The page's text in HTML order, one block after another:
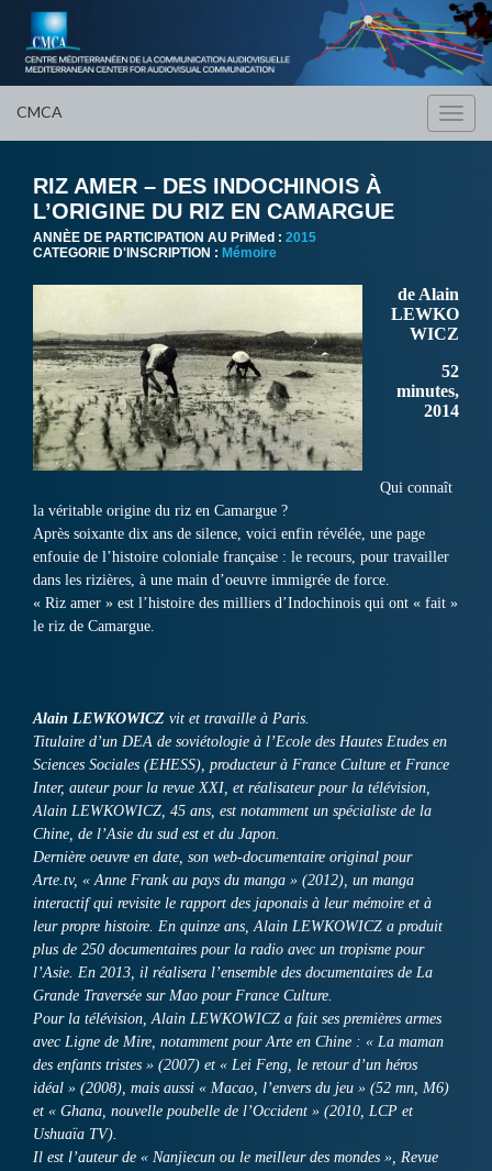
CMCA
RIZ AMER – DES INDOCHINOIS À
L’ORIGINE DU RIZ EN CAMARGUE
ANNÈE DE PARTICIPATION AU PriMed : 2015
CATEGORIE D'INSCRIPTION : Mémoire
de Alain
LEWKO
WICZ
52
minutes,
2014
Qui connaît
la véritable origine du riz en Camargue ?
Après soixante dix ans de silence, voici enfin révélée, une page
enfouie de l’histoire coloniale française : le recours, pour travailler
dans les rizières, à une main d’oeuvre immigrée de force.
« Riz amer » est l’histoire des milliers d’Indochinois qui ont « fait »
le riz de Camargue.
Alain LEWKOWICZ vit et travaille à Paris.
Titulaire d’un DEA de soviétologie à l’Ecole des Hautes Etudes en
Sciences Sociales (EHESS), producteur à France Culture et France
Inter, auteur pour la revue XXI, et réalisateur pour la télévision,
Alain LEWKOWICZ, 45 ans, est notamment un spécialiste de la
Chine, de l’Asie du sud est et du Japon.
Dernière oeuvre en date, son web-documentaire original pour
Arte.tv, « Anne Frank au pays du manga » (2012), un manga
interactif qui revisite le rapport des japonais à leur mémoire et à
leur propre histoire. En quinze ans, Alain LEWKOWICZ a produit
plus de 250 documentaires pour la radio avec un tropisme pour
l’Asie. En 2013, il réalisera l’ensemble des documentaires de La
Grande Traversée sur Mao pour France Culture.
Pour la télévision, Alain LEWKOWICZ a fait ses premières armes
avec Ligne de Mire, notamment pour Arte en Chine : « La maman
des enfants tristes » (2007) et « Lei Feng, le retour d’un héros
idéal » (2008), mais aussi « Macao, l’envers du jeu » (52 mn, M6)
et « Ghana, nouvelle poubelle de l’Occident » (2010, LCP et
Ushuaïa TV).
Il est l’auteur de « Nanjiecun ou le meilleur des mondes », Revue